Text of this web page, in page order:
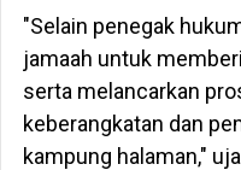
"Selain penegak
jamaah untuk
serta melancarkan
keberangkatan dan
kampung halaman,"